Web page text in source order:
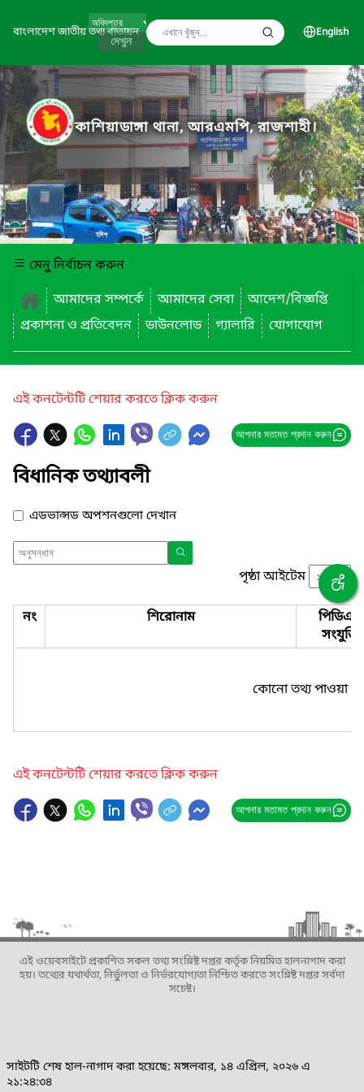
বাংলাদেশ জাতীয় তথ্য বাতায়ন
দেখুন
English
কাশিয়াডাঙ্গা থানা, আরএমপি, রাজশাহী।
মেনু নির্বাচন করুন
আমাদের সম্পর্কে
আমাদের সেবা
আদেশ/বিজ্ঞপ্তি
প্রকাশনা ও প্রতিবেদন
ডাউনলোড গ্যালারি যোগাযোগ
এই কনটেন্টটি শেয়ার করতে ক্লিক করুন
আপনার মতামত প্রদান করুন
বিধানিক তথ্যাবলী
এডভান্সড অপশনগুলো দেখান
পৃষ্ঠা আইটেম
নং শিরোনাম
পিডিএফ
সংযুক্তি
কোনো তথ্য পাওয়া
এই কনটেন্টটি শেয়ার করতে ক্লিক করুন
আপনার মতামত প্রদান করুন
এই ওয়েবসাইটে প্রকাশিত সকল তথ্য সংশ্লিষ্ট দপ্তর কর্তৃক নিয়মিত হালনাগাদ করা
হয়। তথ্যের যথার্থতা, নির্ভুলতা ও নির্ভরযোগ্যতা নিশ্চিত করতে সংশ্লিষ্ট দপ্তর সর্বদা
সচেষ্ট।
সাইটটি শেষ হাল-নাগাদ করা হয়েছে: মঙ্গলবার, ১৪ এপ্রিল, ২০২৬ এ
২১:২৪:৩৪